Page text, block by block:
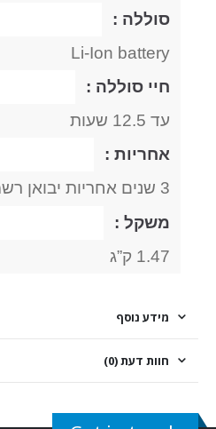
סוללה :
Li-Ion battery
חיי סוללה :
עד 12.5 שעות
אחריות :
3 שנים אחריות יבואן רשמי!
משקל :
1.47 ק”ג
מידע נוסף
חוות דעת (0)